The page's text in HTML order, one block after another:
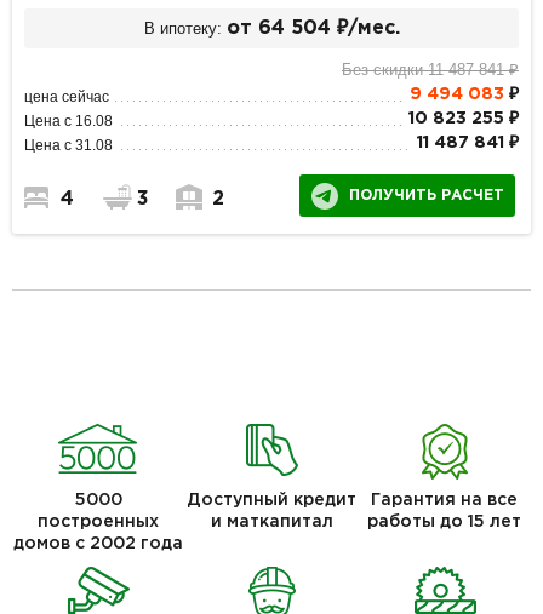
В ипотеку: от 64 504 ₽/мес.
Без скидки 11 487 841 ₽
цена сейчас 9 494 083 ₽
Цена с 16.08 10 823 255 ₽
Цена с 31.08 11 487 841 ₽
4 3 2 ПОЛУЧИТЬ РАСЧЕТ
5000
построенных
домов с 2002 года
Доступный кредит
и маткапитал
Гарантия на все
работы до 15 лет